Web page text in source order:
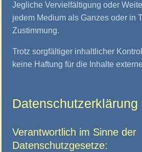
Jegliche Vervielfältigung oder
jedem Medium als Ganzes oder in
Zustimmung.
Trotz sorgfältiger inhaltlicher
keine Haftung für die Inhalte
Datenschutzerklärung
Verantwortlich im Sinne der
Datenschutzgesetze: